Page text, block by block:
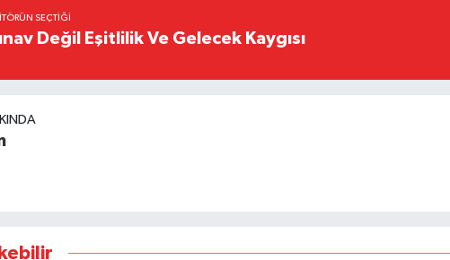
SEÇTIĞI
Değil Eşitlilik Ve Gelecek Kaygısı